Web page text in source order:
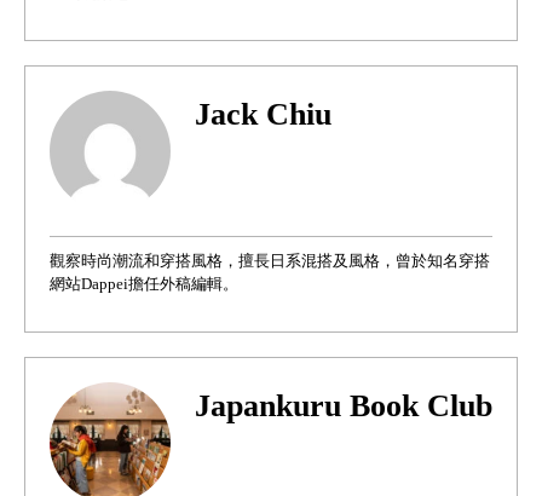
Jack Chiu
觀察時尚潮流和穿搭風格，擅長日系混搭及風格，曾於知名穿搭
網站Dappei擔任外稿編輯。
Japankuru Book Club